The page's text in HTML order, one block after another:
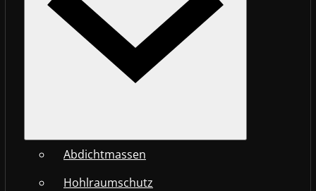
Abdichtmassen
Hohlraumschutz